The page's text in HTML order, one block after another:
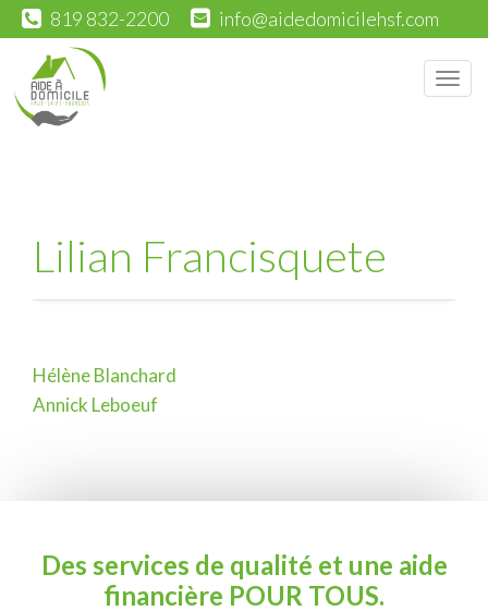
819 832-2200 info@aidedomicilehsf.com
Lilian Francisquete
Navigation
Hélène Blanchard
Annick Leboeuf
Des services de qualité et une aide
financière POUR TOUS.